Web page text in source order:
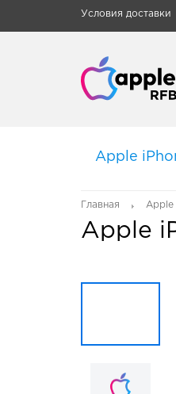
Условия доставки
Apple
Главная Apple
Apple